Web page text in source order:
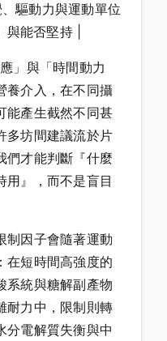
驅動力與運動單位
能否堅持 |
」與「時間動力
養介入，在不同攝
能產生截然不同甚
坊間建議流於片
們才能判斷『什麼
用』，而不是盲目
制因子會隨著運動
在短時間高強度的
系統與糖解副產物
耐力中，限制則轉
分電解質失衡與中